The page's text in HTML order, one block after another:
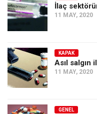
Dosyalar
İlaç
11 MAY, 2020
KAPAK
Asıl salgın
11 MAY, 2020
GENEL